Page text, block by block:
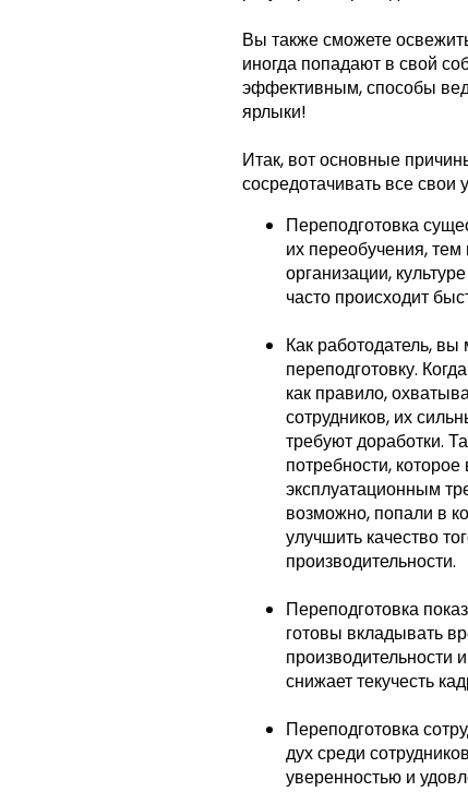
Вы также сможете
иногда попадают в свой
эффективным, способы
ярлыки!
Итак, вот основные
сосредотачивать все свои
Переподготовка
их переобучения,
организации,
часто происходит
Как работодатель,
переподготовку.
как правило,
сотрудников, их
требуют доработки.
потребности,
эксплуатационным
возможно, попали в
улучшить качество
производительности.
Переподготовка
готовы вкладывать
производительности
снижает текучесть
Переподготовка
дух среди
уверенностью и